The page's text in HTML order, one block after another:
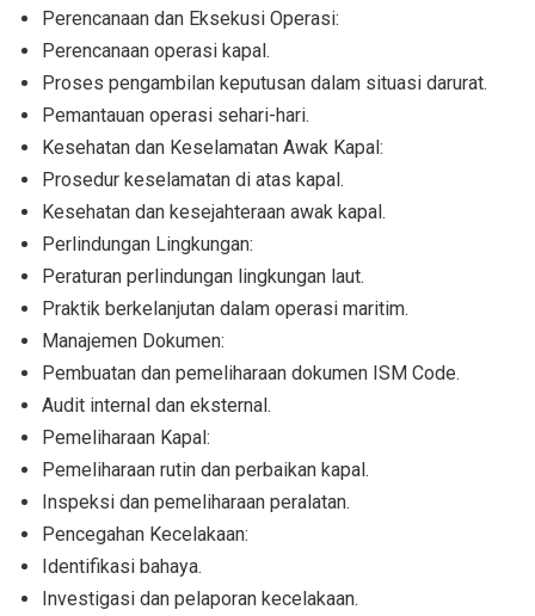
Perencanaan dan Eksekusi Operasi:
Perencanaan operasi kapal.
Proses pengambilan keputusan dalam situasi darurat.
Pemantauan operasi sehari-hari.
Kesehatan dan Keselamatan Awak Kapal:
Prosedur keselamatan di atas kapal.
Kesehatan dan kesejahteraan awak kapal.
Perlindungan Lingkungan:
Peraturan perlindungan lingkungan laut.
Praktik berkelanjutan dalam operasi maritim.
Manajemen Dokumen:
Pembuatan dan pemeliharaan dokumen ISM Code.
Audit internal dan eksternal.
Pemeliharaan Kapal:
Pemeliharaan rutin dan perbaikan kapal.
Inspeksi dan pemeliharaan peralatan.
Pencegahan Kecelakaan:
Identifikasi bahaya.
Investigasi dan pelaporan kecelakaan.